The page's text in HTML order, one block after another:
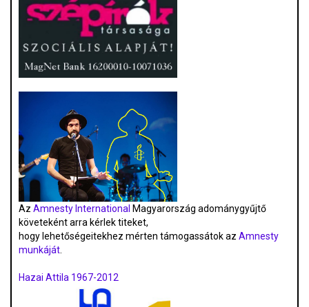
Az Amnesty International Magyarország adománygyűjtő
követeként arra kérlek titeket,
hogy lehetőségeitekhez mérten támogassátok az Amnesty
munkáját.
Hazai Attila 1967-2012